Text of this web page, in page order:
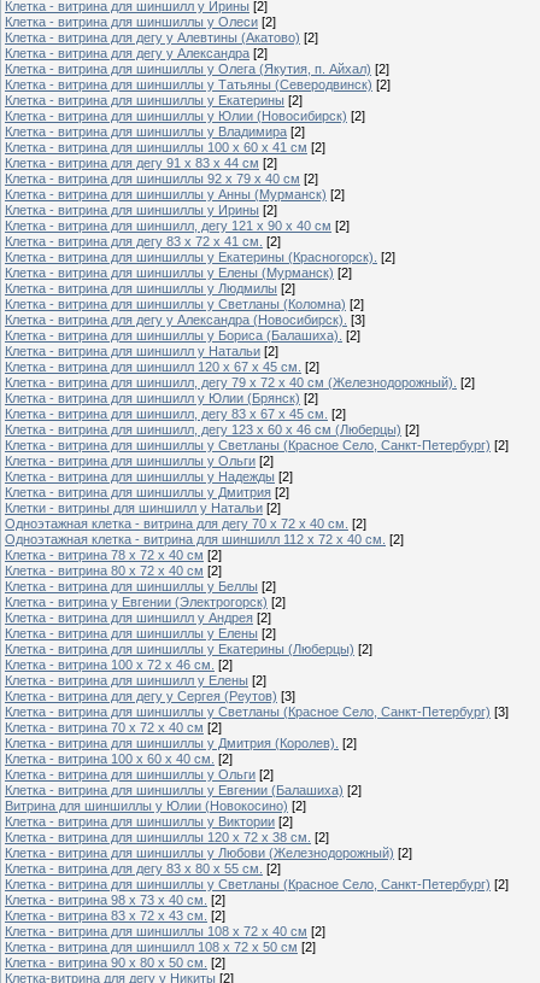
Клетка - витрина для шиншилл у Ирины [2]
Клетка - витрина для шиншиллы у Олеси [2]
Клетка - витрина для дегу у Алевтины (Акатово) [2]
Клетка - витрина для дегу у Александра [2]
Клетка - витрина для шиншиллы у Олега (Якутия, п. Айхал) [2]
Клетка - витрина для шиншиллы у Татьяны (Северодвинск) [2]
Клетка - витрина для шиншиллы у Екатерины [2]
Клетка - витрина для шиншиллы у Юлии (Новосибирск) [2]
Клетка - витрина для шиншиллы у Владимира [2]
Клетка - витрина для шиншиллы 100 х 60 х 41 см [2]
Клетка - витрина для дегу 91 х 83 х 44 см [2]
Клетка - витрина для шиншиллы 92 х 79 х 40 см [2]
Клетка - витрина для шиншиллы у Анны (Мурманск) [2]
Клетка - витрина для шиншиллы у Ирины [2]
Клетка - витрина для шиншилл, дегу 121 х 90 х 40 см [2]
Клетка - витрина для дегу 83 х 72 х 41 см. [2]
Клетка - витрина для шиншиллы у Екатерины (Красногорск). [2]
Клетка - витрина для шиншиллы у Елены (Мурманск) [2]
Клетка - витрина для шиншиллы у Людмилы [2]
Клетка - витрина для шиншиллы у Светланы (Коломна) [2]
Клетка - витрина для дегу у Александра (Новосибирск). [3]
Клетка - витрина для шиншиллы у Бориса (Балашиха). [2]
Клетка - витрина для шиншилл у Натальи [2]
Клетка - витрина для шиншилл 120 х 67 х 45 см. [2]
Клетка - витрина для шиншилл, дегу 79 х 72 х 40 см (Железнодорожный). [2]
Клетка - витрина для шиншилл у Юлии (Брянск) [2]
Клетка - витрина для шиншилл, дегу 83 х 67 х 45 см. [2]
Клетка - витрина для шиншилл, дегу 123 х 60 х 46 см (Люберцы) [2]
Клетка - витрина для шиншиллы у Светланы (Красное Село, Санкт-Петербург) [2]
Клетка - витрина для шиншиллы у Ольги [2]
Клетка - витрина для шиншиллы у Надежды [2]
Клетка - витрина для шиншиллы у Дмитрия [2]
Клетки - витрины для шиншилл у Натальи [2]
Одноэтажная клетка - витрина для дегу 70 х 72 х 40 см. [2]
Одноэтажная клетка - витрина для шиншилл 112 х 72 х 40 см. [2]
Клетка - витрина 78 х 72 х 40 см [2]
Клетка - витрина 80 х 72 х 40 см [2]
Клетка - витрина для шиншиллы у Беллы [2]
Клетка - витрина у Евгении (Электрогорск) [2]
Клетка - витрина для шиншилл у Андрея [2]
Клетка - витрина для шиншиллы у Елены [2]
Клетка - витрина для шиншиллы у Екатерины (Люберцы) [2]
Клетка - витрина 100 х 72 х 46 см. [2]
Клетка - витрина для шиншилл у Елены [2]
Клетка - витрина для дегу у Сергея (Реутов) [3]
Клетка - витрина для шиншиллы у Светланы (Красное Село, Санкт-Петербург) [3]
Клетка - витрина 70 х 72 х 40 см [2]
Клетка - витрина для шиншиллы у Дмитрия (Королев). [2]
Клетка - витрина 100 х 60 х 40 см. [2]
Клетка - витрина для шиншиллы у Ольги [2]
Клетка - витрина для шиншиллы у Евгении (Балашиха) [2]
Витрина для шиншиллы у Юлии (Новокосино) [2]
Клетка - витрина для шиншиллы у Виктории [2]
Клетка - витрина для шиншиллы 120 х 72 х 38 см. [2]
Клетка - витрина для шиншиллы у Любови (Железнодорожный) [2]
Клетка - витрина для дегу 83 х 80 х 55 см. [2]
Клетка - витрина для шиншиллы у Светланы (Красное Село, Санкт-Петербург) [2]
Клетка - витрина 98 х 73 х 40 см. [2]
Клетка - витрина 83 х 72 х 43 см. [2]
Клетка - витрина для шиншиллы 108 х 72 х 40 см [2]
Клетка - витрина для шиншилл 108 х 72 х 50 см [2]
Клетка - витрина 90 х 80 х 50 см. [2]
Клетка-витрина для дегу у Никиты [2]